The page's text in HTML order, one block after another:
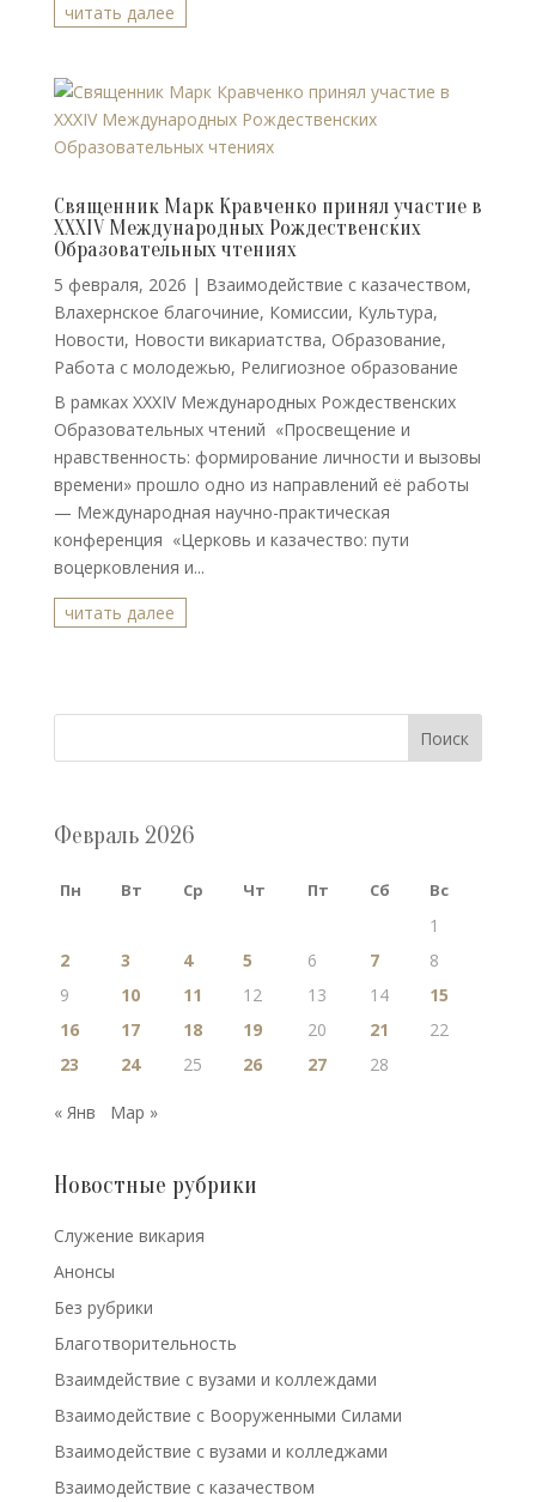
читать далее
Священник Марк Кравченко принял участие в
XXXIV Международных Рождественских
Образовательных чтениях
5 февраля, 2026 | Взаимодействие с казачеством,
Влахернское благочиние, Комиссии, Культура,
Новости, Новости викариатства, Образование,
Работа с молодежью, Религиозное образование
В рамках XXXIV Международных Рождественских
Образовательных чтений «Просвещение и
нравственность: формирование личности и вызовы
времени» прошло одно из направлений её работы
— Международная научно-практическая
конференция «Церковь и казачество: пути
воцерковления и...
читать далее
Поиск
Февраль 2026
Пн Вт Ср Чт Пт Сб Вс
1
2
3 4 5 6 7
8
9
10 11 12 13 14
15
16
17 18 19 20 21
22
23
24 25 26 27 28
« Янв Мар »
Новостные рубрики
Cлужение викария
Анонсы
Без рубрики
Благотворительность
Взаимдействие с вузами и коллеждами
Взаимодействие с Вооруженными Силами
Взаимодействие с вузами и колледжами
Взаимодействие с казачеством